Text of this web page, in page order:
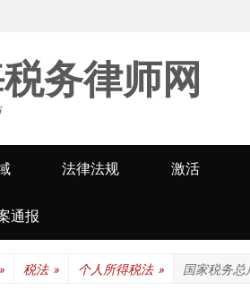
务律师网
法律法规 激活
通报
» 税法 » 个人所得税法 » 国家税务总